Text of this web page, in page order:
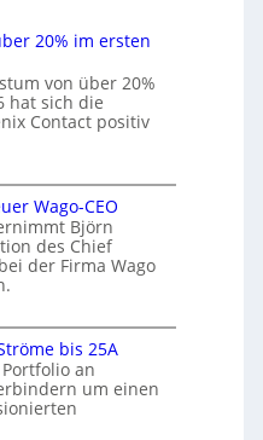
20% im ersten
von über 20%
hat sich die
Contact positiv
Wago-CEO
Björn
des Chief
der Firma Wago
bis 25A
an
um einen